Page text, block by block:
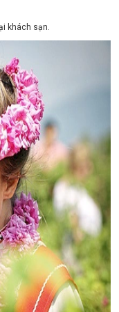
khách sạn.